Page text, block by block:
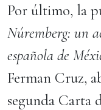
Por último, la
Núremberg: un
española de
Ferman Cruz,
segunda Carta